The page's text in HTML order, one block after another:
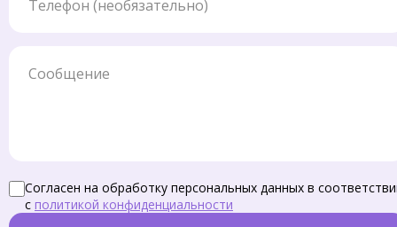
Согласен на обработку персональных данных в
с политикой конфиденциальности